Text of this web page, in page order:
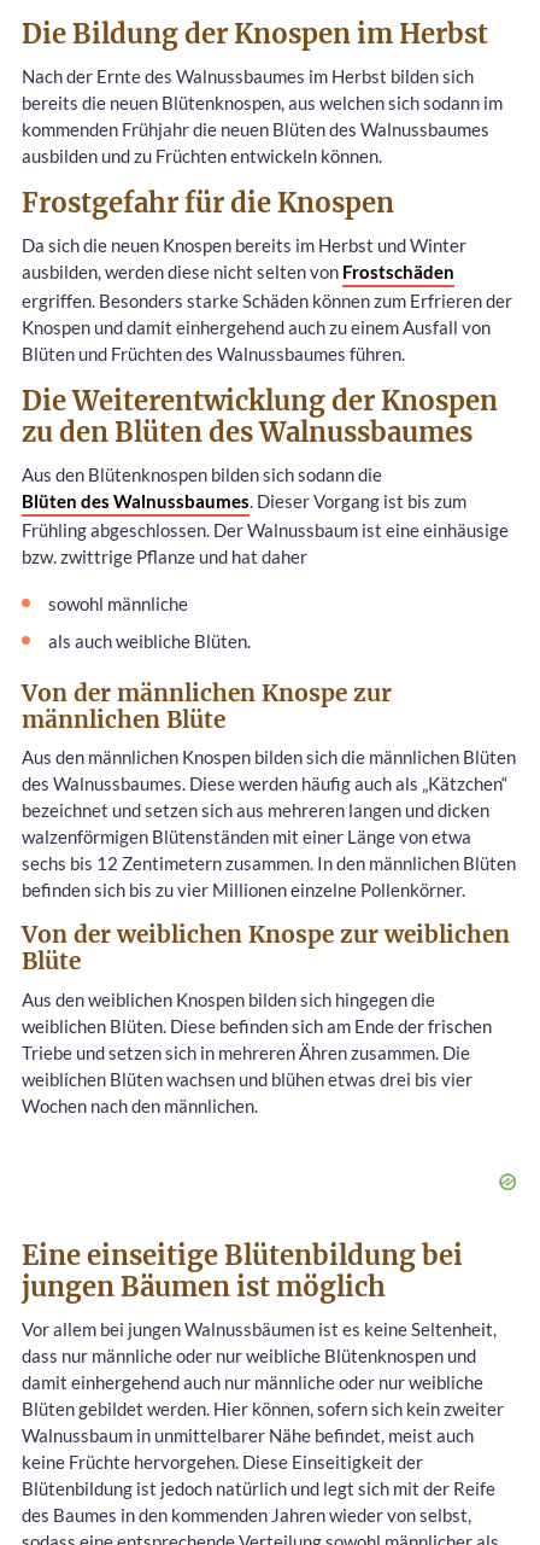
Die Bildung der Knospen im Herbst
Nach der Ernte des Walnussbaumes im Herbst bilden sich
bereits die neuen Blütenknospen, aus welchen sich sodann im
kommenden Frühjahr die neuen Blüten des Walnussbaumes
ausbilden und zu Früchten entwickeln können.
Frostgefahr für die Knospen
Da sich die neuen Knospen bereits im Herbst und Winter
ausbilden, werden diese nicht selten von Frostschäden
ergriffen. Besonders starke Schäden können zum Erfrieren der
Knospen und damit einhergehend auch zu einem Ausfall von
Blüten und Früchten des Walnussbaumes führen.
Die Weiterentwicklung der Knospen
zu den Blüten des Walnussbaumes
Aus den Blütenknospen bilden sich sodann die
Blüten des Walnussbaumes . Dieser Vorgang ist bis zum
Frühling abgeschlossen. Der Walnussbaum ist eine einhäusige
bzw. zwittrige Pflanze und hat daher
sowohl männliche
als auch weibliche Blüten.
Von der männlichen Knospe zur
männlichen Blüte
Aus den männlichen Knospen bilden sich die männlichen Blüten
des Walnussbaumes. Diese werden häufig auch als „Kätzchen“
bezeichnet und setzen sich aus mehreren langen und dicken
walzenförmigen Blütenständen mit einer Länge von etwa
sechs bis 12 Zentimetern zusammen. In den männlichen Blüten
befinden sich bis zu vier Millionen einzelne Pollenkörner.
Von der weiblichen Knospe zur weiblichen
Blüte
Aus den weiblichen Knospen bilden sich hingegen die
weiblichen Blüten. Diese befinden sich am Ende der frischen
Triebe und setzen sich in mehreren Ähren zusammen. Die
weiblichen Blüten wachsen und blühen etwas drei bis vier
Wochen nach den männlichen.
Eine einseitige Blütenbildung bei
jungen Bäumen ist möglich
Vor allem bei jungen Walnussbäumen ist es keine Seltenheit,
dass nur männliche oder nur weibliche Blütenknospen und
damit einhergehend auch nur männliche oder nur weibliche
Blüten gebildet werden. Hier können, sofern sich kein zweiter
Walnussbaum in unmittelbarer Nähe befindet, meist auch
keine Früchte hervorgehen. Diese Einseitigkeit der
Blütenbildung ist jedoch natürlich und legt sich mit der Reife
des Baumes in den kommenden Jahren wieder von selbst,